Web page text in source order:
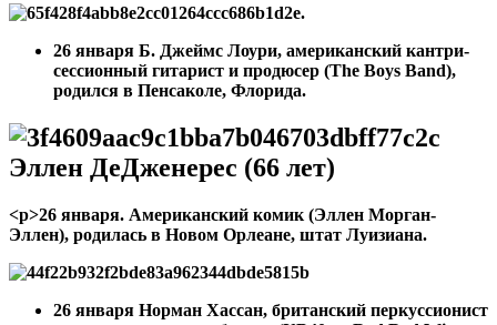
26 января Б. Джеймс Лоури, американский кантри-
сессионный гитарист и продюсер (The Boys Band),
родился в Пенсаколе, Флорида.
Эллен ДеДженерес (66 лет)
<р>26 января. Американский комик (Эллен Морган-
Эллен), родилась в Новом Орлеане, штат Луизиана.
26 января Норман Хассан, британский перкуссионист